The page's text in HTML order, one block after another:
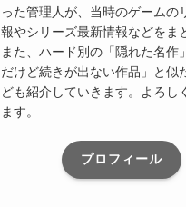
った管理人が、当時のゲームの
報やシリーズ最新情報などをま
また、ハード別の「隠れた名作
だけど続きが出ない作品」と似
ども紹介していきます。よろし
ます。
プロフィール